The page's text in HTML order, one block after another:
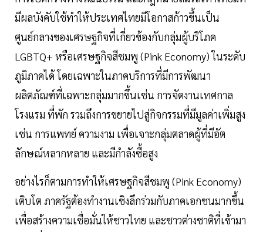
มีผลบังคับใช้ทำให้ประเทศไทยมีโอกาสก้าวขึ้นเป็น
ศูนย์กลางของเศรษฐกิจที่เกี่ยวข้องกับกลุ่มผู้บริโภค
LGBTQ+ หรือเศรษฐกิจสีชมพู (Pink Economy) ในระดับ
ภูมิภาคได้ โดยเฉพาะในภาคบริการที่มีการพัฒนา
ผลิตภัณฑ์ที่เฉพาะกลุ่มมากขึ้นเช่น การจัดงานเทศกาล
โรงแรม ที่พัก รวมถึงการขยายไปสู่กิจกรรมที่มีมูลค่าเพิ่มสูง
เช่น การแพทย์ ความงาม เพื่อเจาะกลุ่มตลาดผู้ที่มีอัต
ลักษณ์หลากหลาย และมีกำลังซื้อสูง
อย่างไรก็ตามการทำให้เศรษฐกิจสีชมพู (Pink Economy)
เติบโต ภาครัฐต้องทำงานเชิงลึกร่วมกับภาคเอกชนมากขึ้น
เพื่อสร้างความเชื่อมั่นให้ชาวไทย และชาวต่างชาติที่เข้ามา